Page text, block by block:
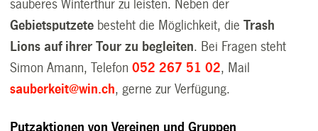
sauberes Winterthur zu leisten. Neben der
Gebietsputzete besteht die Möglichkeit, dieTrash
Lions auf ihrer Tour zu begleiten. Bei Fragen steht
Simon Amann, Telefon052 267 51 02, Mail
sauberkeit@win.ch, gerne zur Verfügung.
Putzaktionen von Vereinen und Gruppen